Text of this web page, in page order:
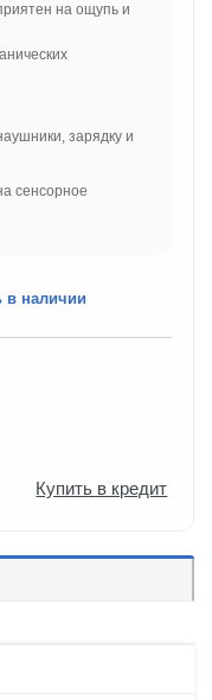
на ощупь и
зарядку и
сенсорное
в наличии
Купить в кредит